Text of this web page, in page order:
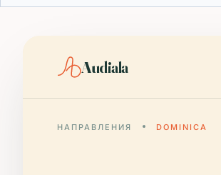
Audiala
НАПРАВЛЕНИЯ DOMINICA